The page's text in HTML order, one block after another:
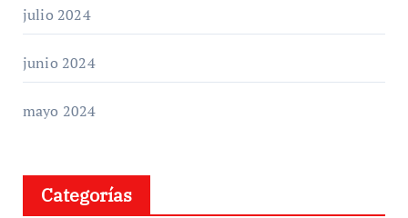
julio 2024
junio 2024
mayo 2024
Categorías